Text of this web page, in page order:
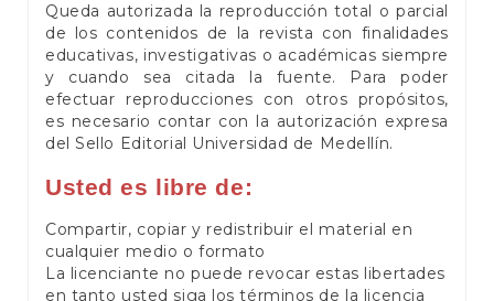
Queda autorizada la reproducción total o parcial
de los contenidos de la revista con finalidades
educativas, investigativas o académicas siempre
y cuando sea citada la fuente. Para poder
efectuar reproducciones con otros propósitos,
es necesario contar con la autorización expresa
del Sello Editorial Universidad de Medellín.
Usted es libre de:
Compartir, copiar y redistribuir el material en
cualquier medio o formato
La licenciante no puede revocar estas libertades
en tanto usted siga los términos de la licencia